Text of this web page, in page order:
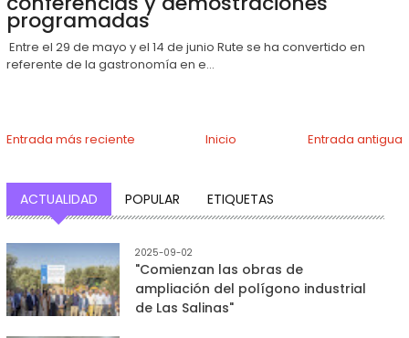
programadas
Entre el 29 de mayo y el 14 de junio Rute se ha convertido en
referente de la gastronomía en e...
Entrada más reciente Entrada antigua
Inicio
ACTUALIDAD POPULAR ETIQUETAS
2025-09-02
"Comienzan las obras de
ampliación del polígono industrial
de Las Salinas"